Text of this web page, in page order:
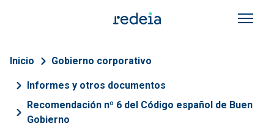
Sobrescribir enlaces de
Inicio Gobierno corporativo
Informes y otros documentos
Recomendación nº 6 del Código español de Buen
Gobierno